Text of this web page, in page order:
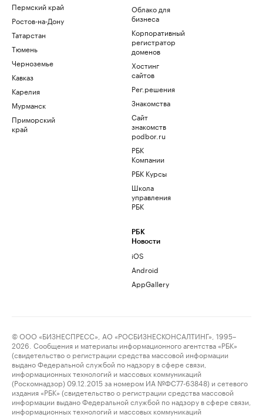
Пермский край
Ростов-на-Дону
Татарстан
Тюмень
Черноземье
Кавказ
Карелия
Мурманск
Приморский
край
Облако для
бизнеса
Корпоративный
регистратор
доменов
Хостинг
сайтов
Рег.решения
Знакомства
Сайт
знакомств
podbor.ru
РБК
Компании
РБК Курсы
Школа
управления
РБК
РБК
Новости
iOS
Android
AppGallery
© ООО «БИЗНЕСПРЕСС», АО «РОСБИЗНЕСКОНСАЛТИНГ», 1995–
2026. Сообщения и материалы информационного агентства «РБК»
(свидетельство о регистрации средства массовой информации
выдано Федеральной службой по надзору в сфере связи,
информационных технологий и массовых коммуникаций
(Роскомнадзор) 09.12.2015 за номером ИА №ФС77-63848) и сетевого
издания «РБК» (свидетельство о регистрации средства массовой
информации выдано Федеральной службой по надзору в сфере связи,
информационных технологий и массовых коммуникаций